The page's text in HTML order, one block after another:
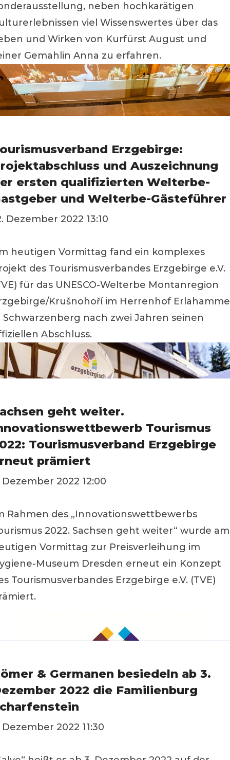
neben hochkarätigen
viel Wissenswertes über das
und Wirken von Kurfürst August und
Gemahlin Anna zu erfahren.
Erzgebirge:
und Auszeichnung
ersten qualifizierten Welterbe-
und Welterbe-Gästeführer
Dezember 2022 13:10
heutigen Vormittag fand ein komplexes
des Tourismusverbandes Erzgebirge e.V.
für das UNESCO-Welterbe Montanregion
Krušnohoří im Herrenhof
Schwarzenberg nach zwei Jahren seinen
Abschluss.
geht weiter.
Tourismus
Tourismusverband Erzgebirge
prämiert
Dezember 2022 12:00
Rahmen des „Innovationswettbewerbs
2022. Sachsen geht weiter“ wurde am
Vormittag zur Preisverleihung im
Museum Dresden erneut ein Konzept
Tourismusverbandes Erzgebirge e.V. (TVE)
& Germanen besiedeln ab 3.
2022 die Familienburg
Dezember 2022 11:30